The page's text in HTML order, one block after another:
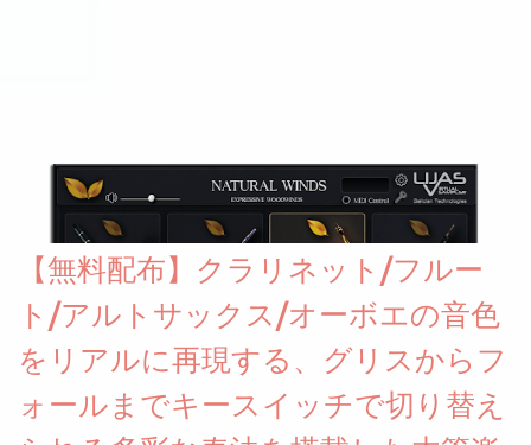
【無料配布】クラリネット/フルー
ト/アルトサックス/オーボエの音色
をリアルに再現する、グリスからフ
ォールまでキースイッチで切り替え